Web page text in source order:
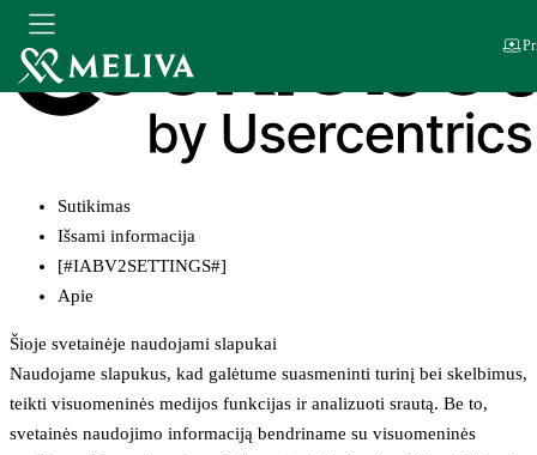
Sutikimas
Išsami informacija
[#IABV2SETTINGS#]
Apie
Šioje svetainėje naudojami slapukai
Naudojame slapukus, kad galėtume suasmeninti turinį bei skelbimus,
teikti visuomeninės medijos funkcijas ir analizuoti srautą. Be to,
svetainės naudojimo informaciją bendriname su visuomeninės